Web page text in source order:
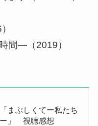
間―（2019）
まぶしくてー私たち
」 視聴感想